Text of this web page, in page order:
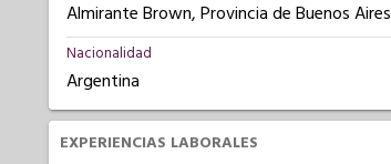
Almirante Brown, Provincia de Buenos Aires
Nacionalidad
Argentina
EXPERIENCIAS LABORALES